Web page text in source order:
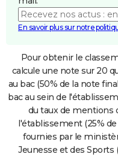
En savoir plus sur notre
Pour obtenir le
calcule une note sur 20
au bac (50% de la note
bac au sein de
du taux de mentions
l'établissement (25%
fournies par le
Jeunesse et des Sports